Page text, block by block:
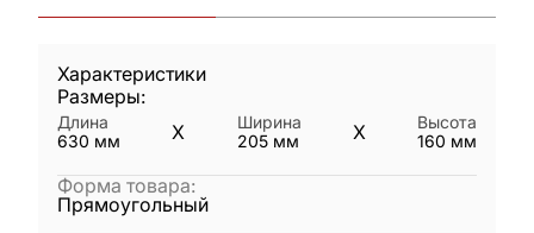
Характеристики
Размеры:
Длина
630 мм X
Ширина
205 мм X
Высота
160 мм
Форма товара:
Прямоугольный